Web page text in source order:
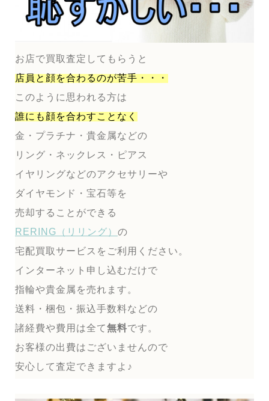
お店で買取査定してもらうと
店員と顔を合わるのが苦手・・・
このように思われる方は
誰にも顔を合わすことなく
金・プラチナ・貴金属などの
リング・ネックレス・ピアス
イヤリングなどのアクセサリーや
ダイヤモンド・宝石等を
売却することができる
RERING（リリング） の
宅配買取サービスをご利用ください。
インターネット申し込むだけで
指輪や貴金属を売れます。
送料・梱包・振込手数料などの
諸経費や費用は全て無料です。
お客様の出費はございませんので
安心して査定できますよ♪